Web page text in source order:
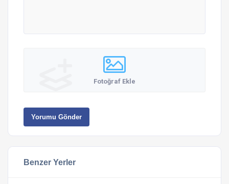
Fotoğraf Ekle
Yorumu Gönder
Benzer Yerler